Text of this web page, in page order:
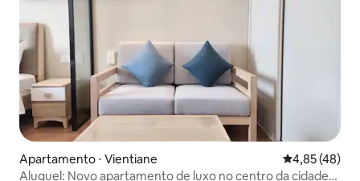
Apartamento ⋅ Vientiane 4,85 de uma
4,85 (48)
Aluguel: Novo apartamento de luxo no centro da cidade